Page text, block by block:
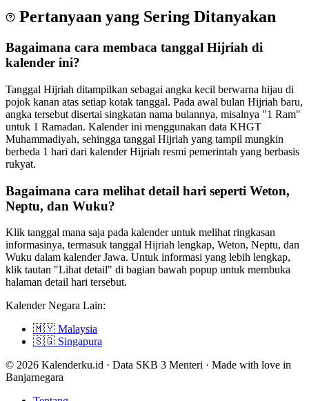
Pertanyaan yang Sering Ditanyakan
Bagaimana cara membaca tanggal Hijriah di
kalender ini?
Tanggal Hijriah ditampilkan sebagai angka kecil berwarna hijau di
pojok kanan atas setiap kotak tanggal. Pada awal bulan Hijriah baru,
angka tersebut disertai singkatan nama bulannya, misalnya "1 Ram"
untuk 1 Ramadan. Kalender ini menggunakan data KHGT
Muhammadiyah, sehingga tanggal Hijriah yang tampil mungkin
berbeda 1 hari dari kalender Hijriah resmi pemerintah yang berbasis
rukyat.
Bagaimana cara melihat detail hari seperti Weton,
Neptu, dan Wuku?
Klik tanggal mana saja pada kalender untuk melihat ringkasan
informasinya, termasuk tanggal Hijriah lengkap, Weton, Neptu, dan
Wuku dalam kalender Jawa. Untuk informasi yang lebih lengkap,
klik tautan "Lihat detail" di bagian bawah popup untuk membuka
halaman detail hari tersebut.
Kalender Negara Lain:
🇲🇾 Malaysia
🇸🇬 Singapura
© 2026 Kalenderku.id · Data SKB 3 Menteri · Made with love in
Banjarnegara